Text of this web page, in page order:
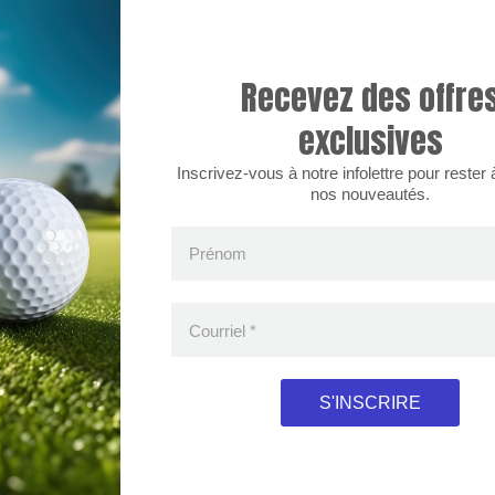
Recevez des
exclusives
Inscrivez-vous à notre infolettre pour rester
nos nouveautés.
Prénom
Courriel *
S'INSCRIRE